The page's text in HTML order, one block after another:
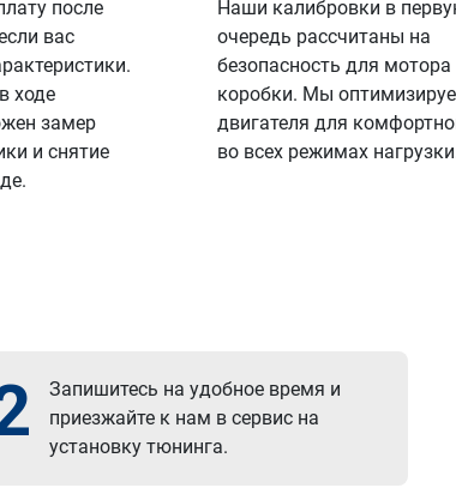
после
вас
ходе
замер
и снятие
Наши калибровки в
очередь рассчитаны на
безопасность для мотора
коробки. Мы
двигателя для
во всех режимах
Запишитесь на удобное время и
приезжайте к нам в сервис на
установку тюнинга.